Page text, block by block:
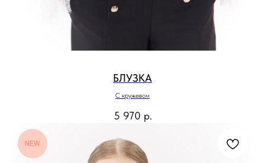
БЛУЗКА
С кружевом
5 970 р.
NEW